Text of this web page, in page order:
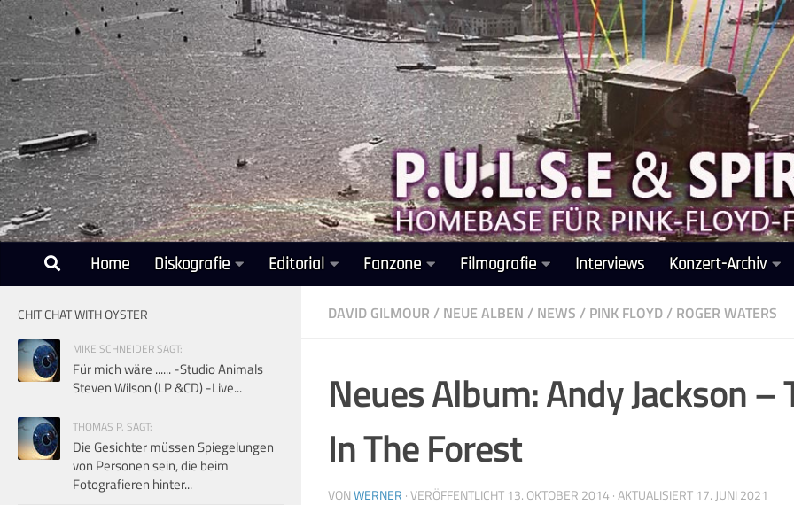
Unter dem Inhalt
Home Diskografie Editorial Fanzone Filmografie Interviews Konzert-Archiv
DAVID GILMOUR / NEUE ALBEN / NEWS / PINK FLOYD/ ROGER WATERS
Neues Album: Andy Jackson –
In The Forest
VONWERNER · VERÖFFENTLICHT 13. OKTOBER 2014 · AKTUALISIERT 17. JUNI 2021
CHIT CHAT WITH OYSTER
MIKE SCHNEIDER SAGT:
Für mich wäre ...... -Studio Animals
Steven Wilson (LP &CD) -Live...
THOMAS P. SAGT:
Die Gesichter müssen Spiegelungen
von Personen sein, die beim
Fotografieren hinter...